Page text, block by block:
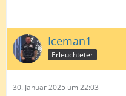
Iceman1
Erleuchteter
30. Januar 2025 um 22:03